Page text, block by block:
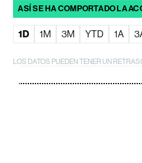
ASÍ SE HA COMPORTADO LA
1D 1M 3M YTD 1A
LOS DATOS PUEDEN TENER UN